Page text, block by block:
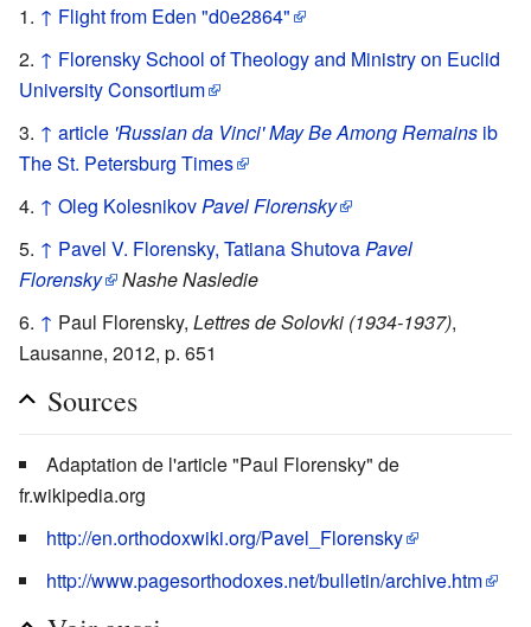
↑ Flight from Eden "d0e2864"
↑ Florensky School of Theology and Ministry on Euclid
University Consortium
↑ article 'Russian da Vinci' May Be Among Remains ib
The St. Petersburg Times
↑ Oleg Kolesnikov Pavel Florensky
↑ Pavel V. Florensky, Tatiana Shutova Pavel
Florensky
Nashe Nasledie
↑ Paul Florensky, Lettres de Solovki (1934-1937),
Lausanne, 2012, p. 651
Sources
Adaptation de l'article "Paul Florensky" de
fr.wikipedia.org
http://en.orthodoxwiki.org/Pavel_Florensky
http://www.pagesorthodoxes.net/bulletin/archive.htm